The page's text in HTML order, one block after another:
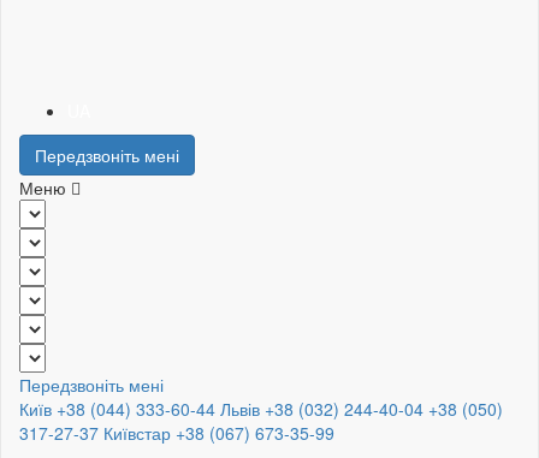
Передзвоніть мені
Меню
Передзвоніть мені
Київ +38 (044) 333-60-44 Львів +38 (032) 244-40-04 +38 (050)
317-27-37 Київстар +38 (067) 673-35-99